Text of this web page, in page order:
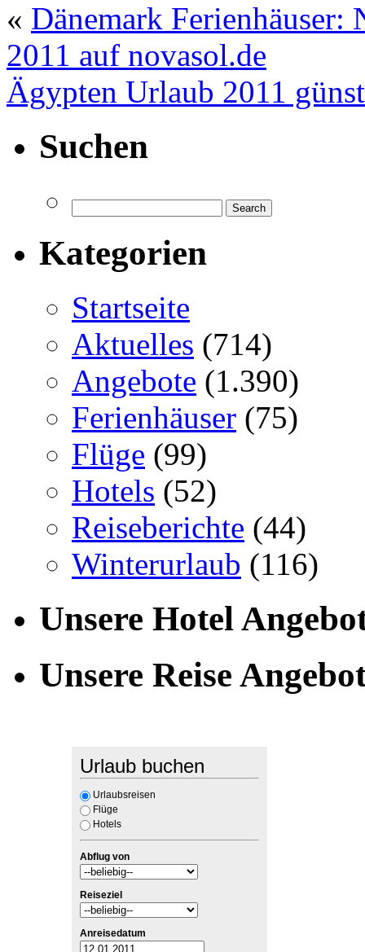
« Dänemark
2011 auf novasol.de
Ägypten Urlaub 2011
Suchen
Kategorien
Startseite
Aktuelles (714)
Angebote (1.390)
Ferienhäuser (75)
Flüge (99)
Hotels (52)
Reiseberichte (44)
Winterurlaub (116)
Unsere Hotel
Unsere Reise
Urlaub buchen
Urlaubsreisen
Flüge
Hotels
Abflug von
Reiseziel
Anreisedatum